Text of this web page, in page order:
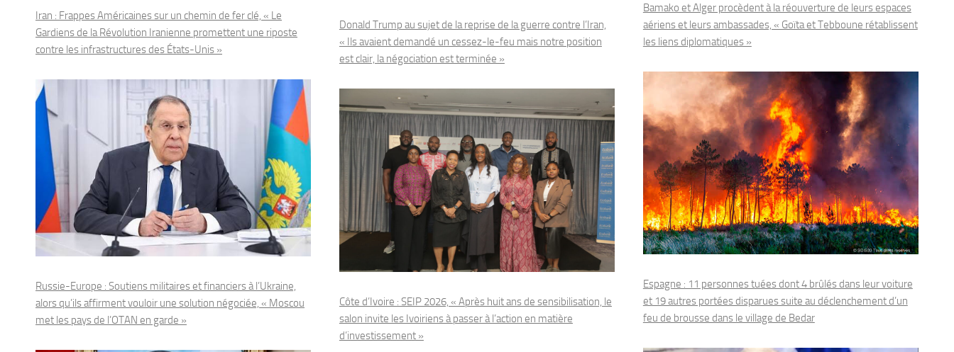
Iran : Frappes Américaines sur un chemin de fer clé, « Le
Gardiens de la Révolution Iranienne promettent une riposte
contre les infrastructures des États-Unis »
Russie-Europe : Soutiens militaires et financiers à l’Ukraine,
alors qu’ils affirment vouloir une solution négociée, « Moscou
met les pays de l’OTAN en garde »
Donald Trump au sujet de la reprise de la guerre contre l’Iran,
« Ils avaient demandé un cessez-le-feu mais notre position
est clair, la négociation est terminée »
Côte d’Ivoire : SEIP 2026, « Après huit ans de sensibilisation, le
salon invite les Ivoiriens à passer à l’action en matière
d’investissement »
Bamako et Alger procèdent à la réouverture de leurs espaces
aériens et leurs ambassades, « Goïta et Tebboune rétablissent
les liens diplomatiques »
Espagne : 11 personnes tuées dont 4 brûlés dans leur voiture
et 19 autres portées disparues suite au déclenchement d’un
feu de brousse dans le village de Bedar